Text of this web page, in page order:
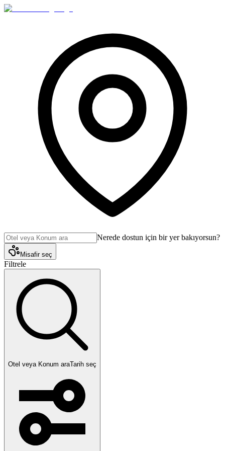
Nerede dostun için bir yer bakıyorsun?
Misafir seç
Filtrele
Otel veya Konum araTarih seç